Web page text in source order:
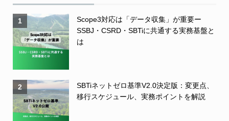
1
Scope3対応は「データ収集」が重要ー
SSBJ・CSRD・SBTiに共通する実務基盤と
は
2
SBTiネットゼロ基準V2.0決定版：変更点、
移行スケジュール、実務ポイントを解説